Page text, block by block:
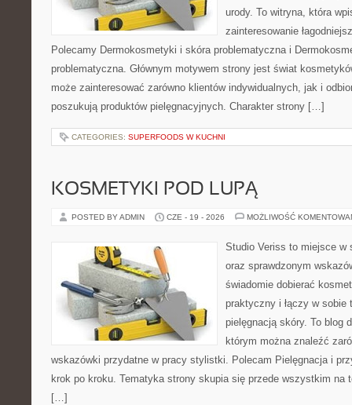
urody. To witryna, która
zainteresowanie
Polecamy Dermokosmetyki i skóra problematyczna i
problematyczna. Głównym motywem strony jest świat
może zainteresować zarówno klientów indywidualnych, jak i
poszukują produktów pielęgnacyjnych. Charakter strony […]
CATEGORIES: SUPERFOODS W KUCHNI
KOSMETYKI POD LUPĄ
POSTED BY ADMIN CZE - 19 - 2026 MOŻLIWOŚĆ
Studio Veriss to miejsce w
oraz sprawdzonym
świadomie dobierać
praktyczny i łączy w sobie
pielęgnacją skóry. To blog
którym można znaleźć
wskazówki przydatne w pracy stylistki. Polecam Pielęgnacja i
krok po kroku. Tematyka strony skupia się przede wszystkim na
[…]